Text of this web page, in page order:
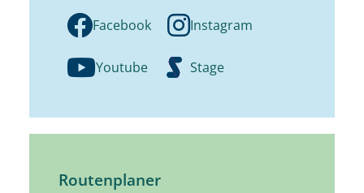
Facebook Instagram
Youtube Stage
Routenplaner